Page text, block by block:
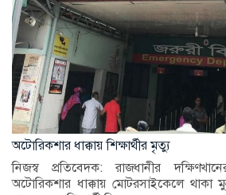
অটোরিকশার ধাক্কায় শিক্ষার্থীর মৃত্যু
নিজস্ব প্রতিবেদক: রাজধানীর
অটোরিকশার ধাক্কায় মোটরসাইকেলে থাকা